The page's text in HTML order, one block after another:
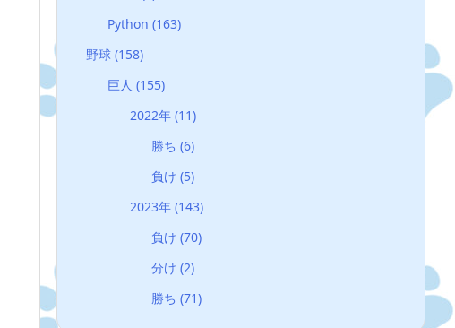
Python(163)
野球 (158)
巨人(155)
2022年 (11)
勝ち(6)
負け(5)
2023年 (143)
負け(70)
分け(2)
勝ち(71)